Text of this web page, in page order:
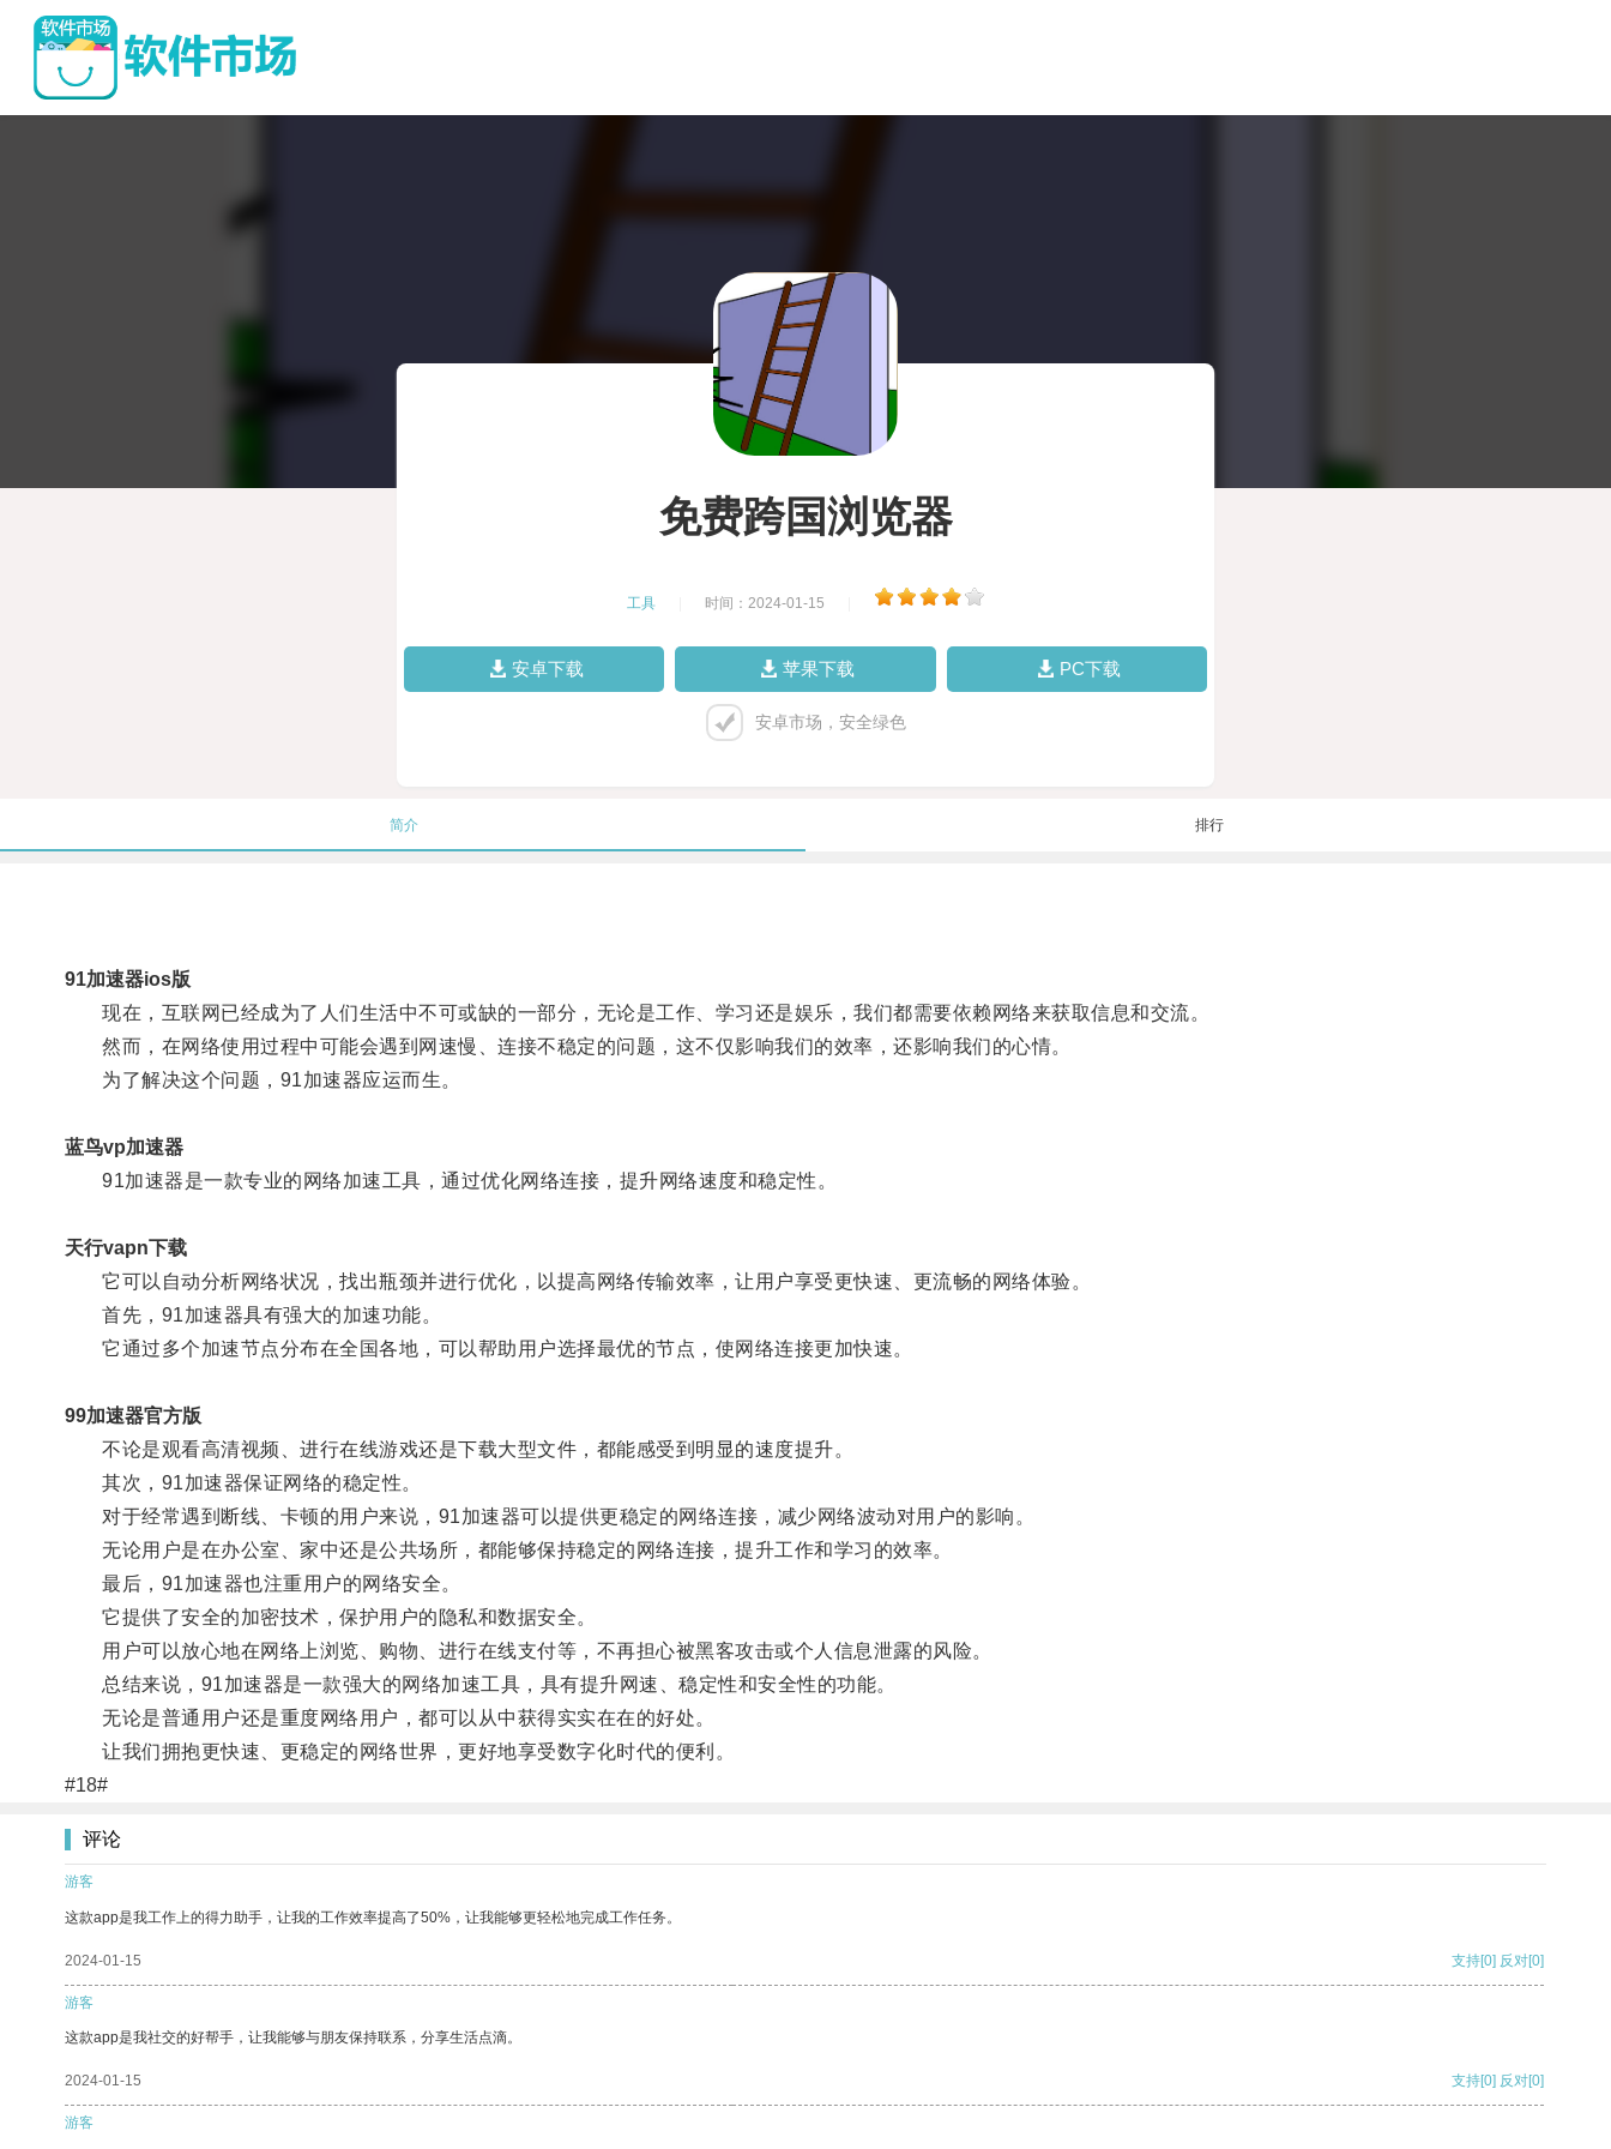
免费跨国浏览器
工具 时间：2024-01-15
安卓下载 苹果下载 PC下载
安卓市场，安全绿色
简介 排行
91加速器ios版
现在，互联网已经成为了人们生活中不可或缺的一部分，无论是工作、学习还是娱乐，我们都需要依赖网络来获取信息和交流。
然而，在网络使用过程中可能会遇到网速慢、连接不稳定的问题，这不仅影响我们的效率，还影响我们的心情。
为了解决这个问题，91加速器应运而生。
蓝鸟vp加速器
91加速器是一款专业的网络加速工具，通过优化网络连接，提升网络速度和稳定性。
天行vapn下载
它可以自动分析网络状况，找出瓶颈并进行优化，以提高网络传输效率，让用户享受更快速、更流畅的网络体验。
首先，91加速器具有强大的加速功能。
它通过多个加速节点分布在全国各地，可以帮助用户选择最优的节点，使网络连接更加快速。
99加速器官方版
不论是观看高清视频、进行在线游戏还是下载大型文件，都能感受到明显的速度提升。
其次，91加速器保证网络的稳定性。
对于经常遇到断线、卡顿的用户来说，91加速器可以提供更稳定的网络连接，减少网络波动对用户的影响。
无论用户是在办公室、家中还是公共场所，都能够保持稳定的网络连接，提升工作和学习的效率。
最后，91加速器也注重用户的网络安全。
它提供了安全的加密技术，保护用户的隐私和数据安全。
用户可以放心地在网络上浏览、购物、进行在线支付等，不再担心被黑客攻击或个人信息泄露的风险。
总结来说，91加速器是一款强大的网络加速工具，具有提升网速、稳定性和安全性的功能。
无论是普通用户还是重度网络用户，都可以从中获得实实在在的好处。
让我们拥抱更快速、更稳定的网络世界，更好地享受数字化时代的便利。
#18#
评论
游客
这款app是我工作上的得力助手，让我的工作效率提高了50%，让我能够更轻松地完成工作任务。
2024-01-15 支持[0] 反对[0]
游客
这款app是我社交的好帮手，让我能够与朋友保持联系，分享生活点滴。
2024-01-15 支持[0] 反对[0]
游客